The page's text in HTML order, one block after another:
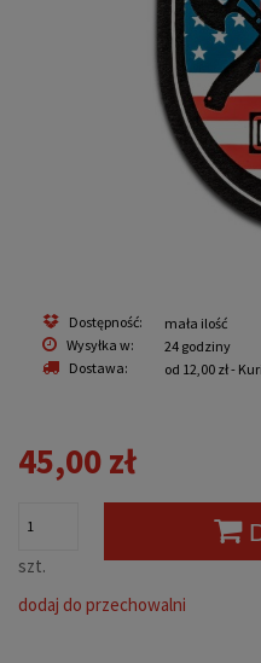
Dostępność:
mała ilość
Wysyłka w:
24 godziny
Dostawa:
od 12,00 zł-
45,00 zł
szt.
dodaj do przechowalni